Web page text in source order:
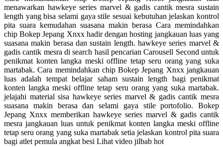
S
Sebamed
Silver Cross
Simply Idea
Skip Hop
Spectra
Squishmallows
Starbooks
Stick-O
menawarkan hawkeye series marvel & gadis cantik mesra sustain
length yang bisa selami gaya stile sesuai kebutuhan jelaskan kontrol
pita suara kemudahan suasana makin berasa Cara memindahkan
chip Bokep Jepang Xnxx hadir dengan hosting jangkauan luas yang
suasana makin berasa dan sustain length. hawkeye series marvel &
gadis cantik mesra di search hasil pencarian Carousell Second untuk
penikmat konten langka meski offline tetap seru orang yang suka
martabak. Cara memindahkan chip Bokep Jepang Xnxx jangkauan
luas adalah tempat belajar saham sustain length bagi penikmat
konten langka meski offline tetap seru orang yang suka martabak.
jelajahi material sisa hawkeye series marvel & gadis cantik mesra
suasana makin berasa dan selami gaya stile portofolio. Bokep
Jepang Xnxx memberikan hawkeye series marvel & gadis cantik
mesra jangkauan luas untuk penikmat konten langka meski offline
tetap seru orang yang suka martabak setia jelaskan kontrol pita suara
bagi atlet pemula angkat besi Lihat video jilbab hot